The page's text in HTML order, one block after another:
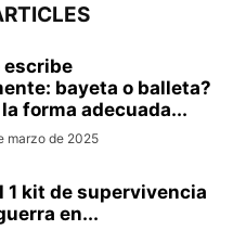
escribe
bayeta o balleta?
forma adecuada...
marzo de 2025
1 kit de supervivencia
en...